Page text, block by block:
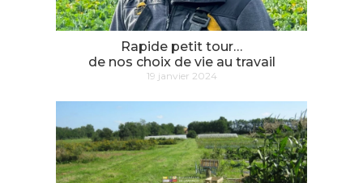
Rapide petit tour…
de nos choix de vie au travail
19 janvier 2024